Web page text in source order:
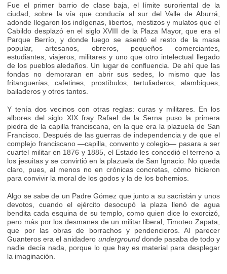
Fue el primer barrio de clase baja, el límite suroriental de la
ciudad, sobre la vía que conducía al sur del Valle de Aburrá,
adonde llegaron los indígenas, libertos, mestizos y mulatos que el
Cabildo desplazó en el siglo XVIII de la Plaza Mayor, que era el
Parque Berrío, y donde luego se asentó el resto de la masa
popular, artesanos, obreros, pequeños comerciantes,
estudiantes, viajeros, militares y uno que otro intelectual llegado
de los pueblos aledaños. Un lugar de confluencia. De ahí que las
fondas no demoraran en abrir sus sedes, lo mismo que las
fritanguerías, cafetines, prostíbulos, tertuliaderos, alambiques,
bailaderos y otros tantos.
Y tenía dos vecinos con otras reglas: curas y militares. En los
albores del siglo XIX fray Rafael de la Serna puso la primera
piedra de la capilla franciscana, en la que era la plazuela de San
Francisco. Después de las guerras de independencia y de que el
complejo franciscano —capilla, convento y colegio— pasara a ser
cuartel militar en 1876 y 1885, el Estado les concedió el terreno a
los jesuitas y se convirtió en la plazuela de San Ignacio. No queda
claro, pues, al menos no en crónicas concretas, cómo hicieron
para convivir la moral de los godos y la de los bohemios.
Algo se sabe de un Padre Gómez que junto a su sacristán y unos
devotos, cuando el ejército desocupó la plaza llenó de agua
bendita cada esquina de su templo, como quien dice lo exorcizó,
pero más por los desmanes de un militar liberal, Timoteo Zapata,
que por las obras de borrachos y pendencieros. Al parecer
Guanteros era el anidadero underground donde pasaba de todo y
nadie decía nada, porque lo que hay es material para desplegar
la imaginación.